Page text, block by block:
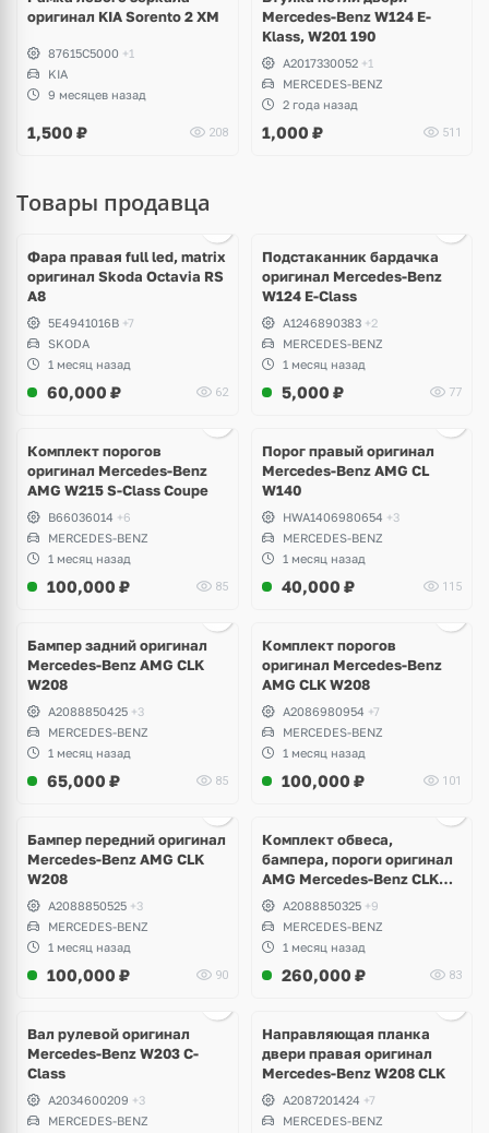
оригинал KIA Sorento 2 XM
87615C5000 +1
KIA
9 месяцев назад
1,500 ₽ 208
Mercedes-Benz W124 E-
Klass, W201 190
A2017330052 +1
MERCEDES-BENZ
2 года назад
1,000 ₽ 511
Товары продавца
Фара правая full led, matrix
оригинал Skoda Octavia RS
A8
5E4941016B +7
SKODA
1 месяц назад
60,000 ₽ 62
Подстаканник бардачка
оригинал Mercedes-Benz
W124 E-Class
A1246890383 +2
MERCEDES-BENZ
1 месяц назад
5,000 ₽ 77
Комплект порогов
оригинал Mercedes-Benz
AMG W215 S-Class Coupe
B66036014 +6
MERCEDES-BENZ
1 месяц назад
100,000 ₽ 85
Порог правый оригинал
Mercedes-Benz AMG CL
W140
HWA1406980654 +3
MERCEDES-BENZ
1 месяц назад
40,000 ₽ 115
Бампер задний оригинал
Mercedes-Benz AMG CLK
W208
A2088850425 +3
MERCEDES-BENZ
1 месяц назад
65,000 ₽ 85
Комплект порогов
оригинал Mercedes-Benz
AMG CLK W208
A2086980954 +7
MERCEDES-BENZ
1 месяц назад
100,000 ₽ 101
Бампер передний оригинал
Mercedes-Benz AMG CLK
W208
A2088850525 +3
MERCEDES-BENZ
1 месяц назад
100,000 ₽ 90
Комплект обвеса,
бампера, пороги оригинал
AMG Mercedes-Benz CLK
W208A2088850325 +9
MERCEDES-BENZ
1 месяц назад
260,000 ₽ 83
Вал рулевой оригинал
Mercedes-Benz W203 C-
Class
A2034600209 +3
MERCEDES-BENZ
Направляющая планка
двери правая оригинал
Mercedes-Benz W208 CLK
A2087201424 +7
MERCEDES-BENZ